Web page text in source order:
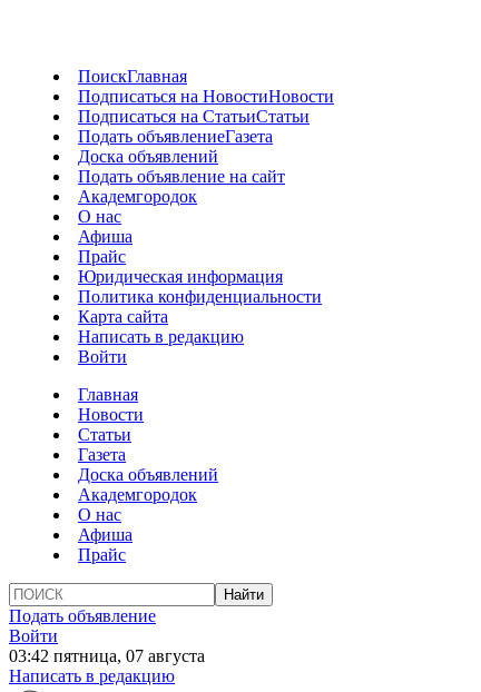
ПоискГлавная
Подписаться на НовостиНовости
Подписаться на СтатьиСтатьи
Подать объявлениеГазета
Доска объявлений
Подать объявление на сайт
Академгородок
О нас
Афиша
Прайс
Юридическая информация
Политика конфиденциальности
Карта сайта
Написать в редакцию
Войти
Главная
Новости
Статьи
Газета
Доска объявлений
Академгородок
О нас
Афиша
Прайс
Подать объявление
Войти
03:42 пятница, 07 августа
Написать в редакцию